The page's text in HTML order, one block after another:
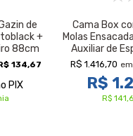
de
+
88cm
134,67
PIX
Cama Box
Molas
Auxiliar de
R$ 1.416,70
R$
R$